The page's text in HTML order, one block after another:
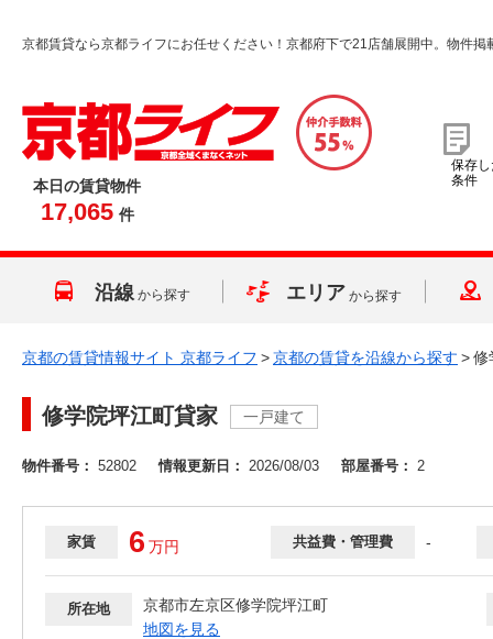
京都賃貸なら京都ライフにお任せください！京都府下で21店舗展開中。物件掲
本日の賃貸物件
17,065 件
保存
条件
沿線 から探す エリア から探す
京都の賃貸情報サイト 京都ライフ >京都の賃貸を沿線から探す >修
修学院坪江町貸家 一戸建て
物件番号： 52802 情報更新日： 2026/08/03 部屋番号： 2
家賃 6 万円 共益費・管理費 -
所在地
京都市左京区修学院坪江町
地図を見る